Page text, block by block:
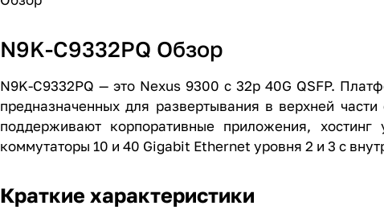
N9K-C9332PQ Обзор
N9K-C9332PQ — это Nexus 9300 с 32p 40G QSFP.
предназначенных для развертывания в верхней
поддерживают корпоративные приложения,
коммутаторы 10 и 40 Gigabit Ethernet уровня 2 и 3 с
Краткие характеристики